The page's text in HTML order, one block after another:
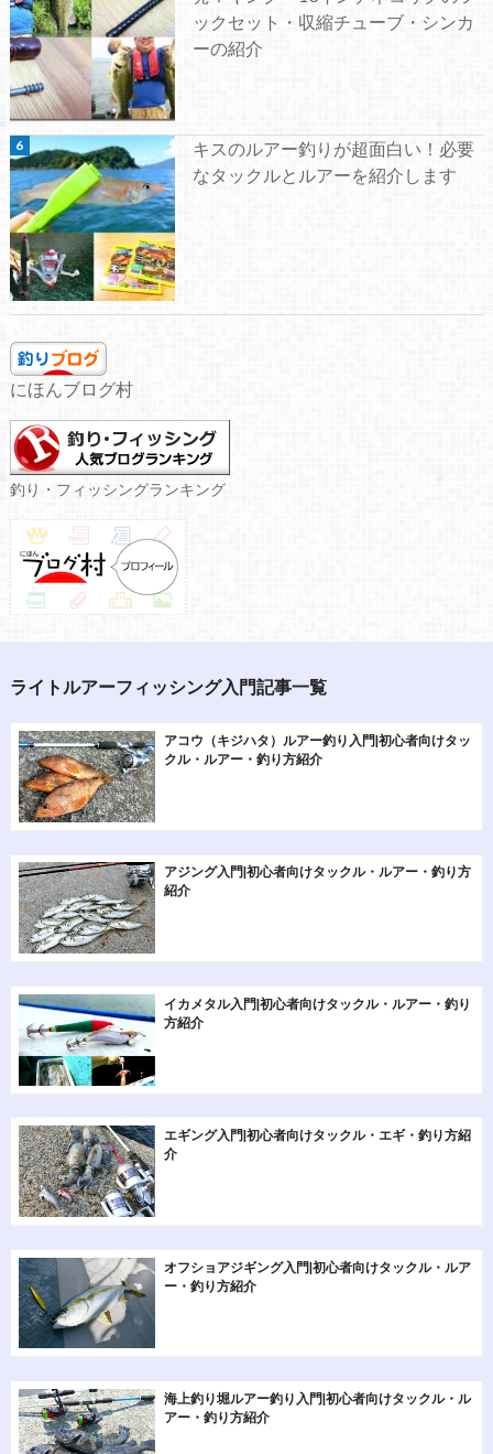
ックセット・収縮チューブ・シンカ
ーの紹介
キスのルアー釣りが超面白い！必要
なタックルとルアーを紹介します
にほんブログ村
釣り・フィッシングランキング
ライトルアーフィッシング入門記事一覧
アコウ（キジハタ）ルアー釣り入門|初心者向けタッ
クル・ルアー・釣り方紹介
アジング入門|初心者向けタックル・ルアー・釣り方
紹介
イカメタル入門|初心者向けタックル・ルアー・釣り
方紹介
エギング入門|初心者向けタックル・エギ・釣り方紹
介
オフショアジギング入門|初心者向けタックル・ルア
ー・釣り方紹介
海上釣り堀ルアー釣り入門|初心者向けタックル・ル
アー・釣り方紹介